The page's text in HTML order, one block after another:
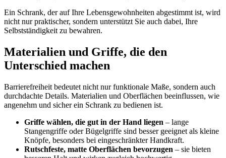
Ein Schrank, der auf Ihre Lebensgewohnheiten abgestimmt ist, wird
nicht nur praktischer, sondern unterstützt Sie auch dabei, Ihre
Selbstständigkeit zu bewahren.
Materialien und Griffe, die den
Unterschied machen
Barrierefreiheit bedeutet nicht nur funktionale Maße, sondern auch
durchdachte Details. Materialien und Oberflächen beeinflussen, wie
angenehm und sicher ein Schrank zu bedienen ist.
Griffe wählen, die gut in der Hand liegen – lange
Stangengriffe oder Bügelgriffe sind besser geeignet als kleine
Knöpfe, besonders bei eingeschränkter Handkraft.
Rutschfeste, matte Oberflächen bevorzugen – sie bieten